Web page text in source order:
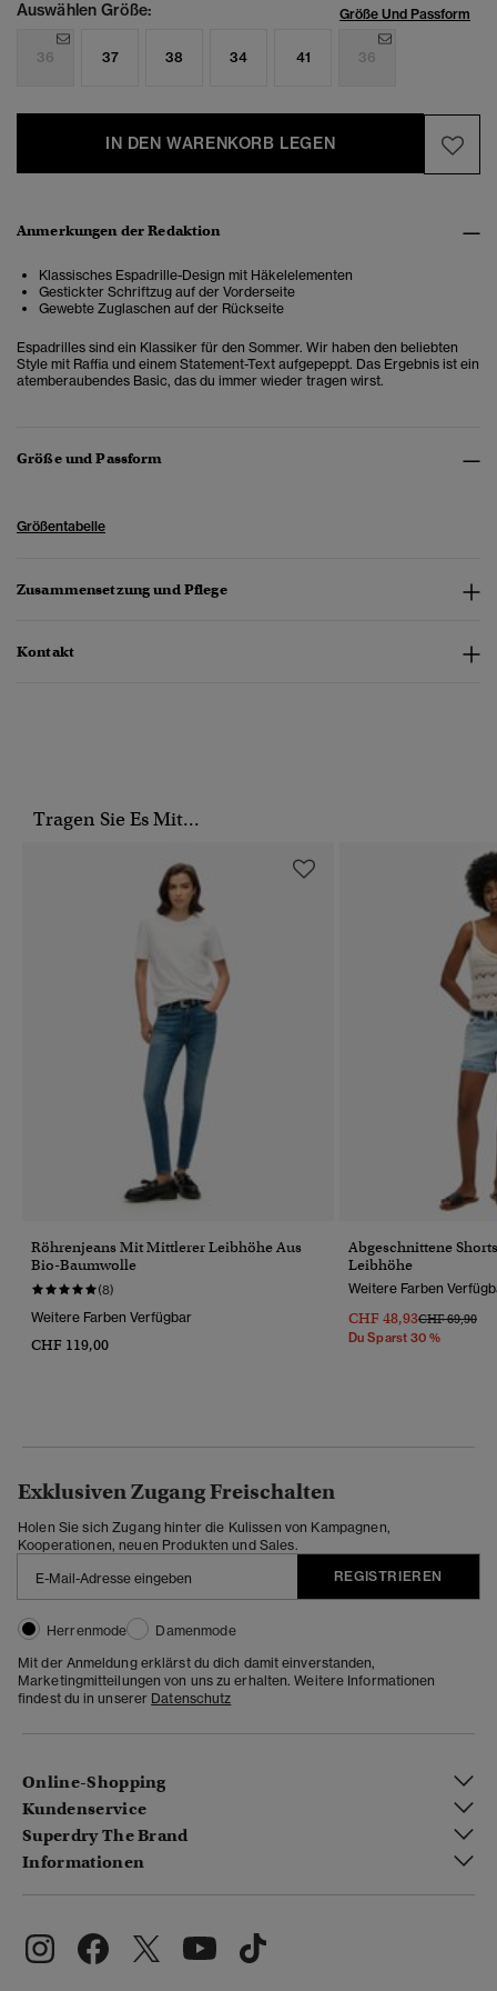
Auswählen Größe: Größe Und Passform
36 37 38 34 41 36
IN DEN WARENKORB LEGEN
Anmerkungen der Redaktion
Klassisches Espadrille-Design mit Häkelelementen
Gestickter Schriftzug auf der Vorderseite
Gewebte Zuglaschen auf der Rückseite
Espadrilles sind ein Klassiker für den Sommer. Wir haben den beliebten
Style mit Raffia und einem Statement-Text aufgepeppt. Das Ergebnis ist ein
atemberaubendes Basic, das du immer wieder tragen wirst.
Größe und Passform
Größentabelle
Zusammensetzung und Pflege
Kontakt
Tragen Sie Es Mit...
Röhrenjeans Mit Mittlerer Leibhöhe Aus
Bio-Baumwolle
(8)
Weitere Farben Verfügbar
CHF 119,00
Abgeschnittene
Leibhöhe
Weitere Farben
CHF 48,93Preis Wurde
CHF 69,90Bis
Du Sparst 30 %
Exklusiven Zugang Freischalten
Holen Sie sich Zugang hinter die Kulissen von Kampagnen,
Kooperationen, neuen Produkten und Sales.
REGISTRIEREN
Herrenmode
Damenmode
Mit der Anmeldung erklärst du dich damit einverstanden,
Marketingmitteilungen von uns zu erhalten. Weitere Informationen
findest du in unserer Datenschutz
Online-Shopping
Kundenservice
Superdry The Brand
Informationen